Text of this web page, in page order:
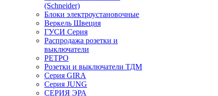
(Schneider)
Блоки электроустановочные
Веркель Швеция
ГУСИ Серия
Распродажа розетки и
выключатели
РЕТРО
Розетки и выключатели ТДМ
Серия GIRA
Серия JUNG
СЕРИЯ ЭРА